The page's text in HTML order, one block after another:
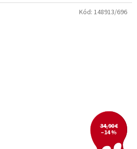
34,90 €
–14 %
Kód: 148913/696